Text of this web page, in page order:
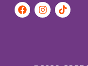
F
a
I
n
T
i